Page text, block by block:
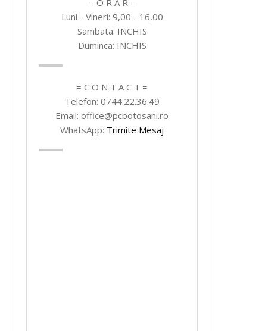
Luni - Vineri: 9,00 - 16,00
Sambata: INCHIS
Duminca: INCHIS
= C O N T A C T =
Telefon: 0744.22.36.49
Email: office@pcbotosani.ro
WhatsApp: Trimite Mesaj